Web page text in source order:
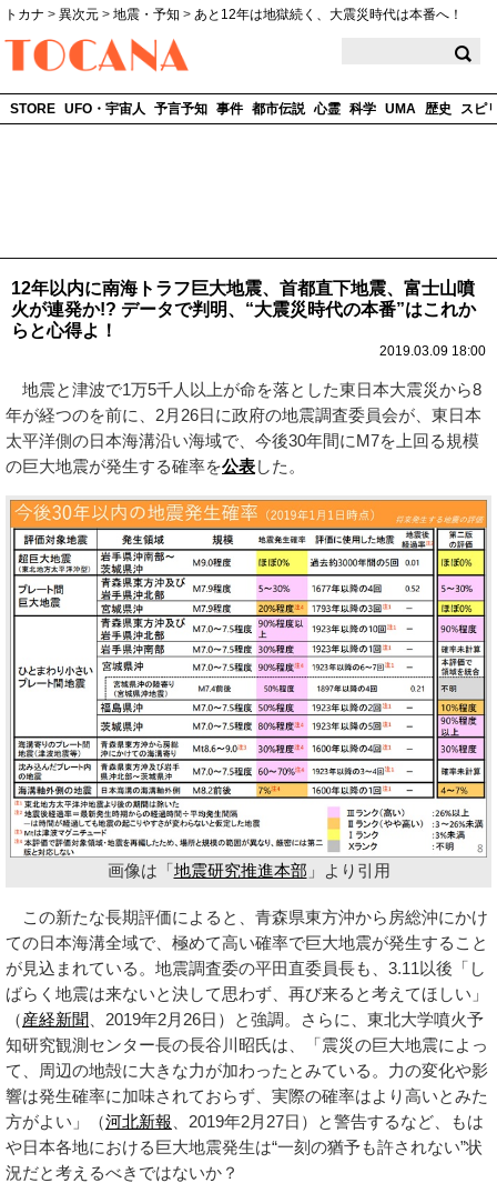
トカナ > 異次元 > 地震・予知 > あと12年は地獄続く、大震災時代は本番へ！
STORE UFO・宇宙人 予言予知 事件 都市伝説 心霊 科学 UMA 歴史 スピ
12年以内に南海トラフ巨大地震、首都直下地震、富士山噴
火が連発か!? データで判明、“大震災時代の本番”はこれか
らと心得よ！
2019.03.09 18:00
地震と津波で1万5千人以上が命を落とした東日本大震災から8
年が経つのを前に、2月26日に政府の地震調査委員会が、東日本
太平洋側の日本海溝沿い海域で、今後30年間にM7を上回る規模
の巨大地震が発生する確率を公表した。
画像は「地震研究推進本部 」より引用
この新たな長期評価によると、青森県東方沖から房総沖にかけ
ての日本海溝全域で、極めて高い確率で巨大地震が発生すること
が見込まれている。地震調査委の平田直委員長も、3.11以後「し
ばらく地震は来ないと決して思わず、再び来ると考えてほしい」
（産経新聞 、2019年2月26日）と強調。さらに、東北大学噴火予
知研究観測センター長の長谷川昭氏は、「震災の巨大地震によっ
て、周辺の地殻に大きな力が加わったとみている。力の変化や影
響は発生確率に加味されておらず、実際の確率はより高いとみた
方がよい」（河北新報 、2019年2月27日）と警告するなど、もは
や日本各地における巨大地震発生は“一刻の猶予も許されない”状
況だと考えるべきではないか？